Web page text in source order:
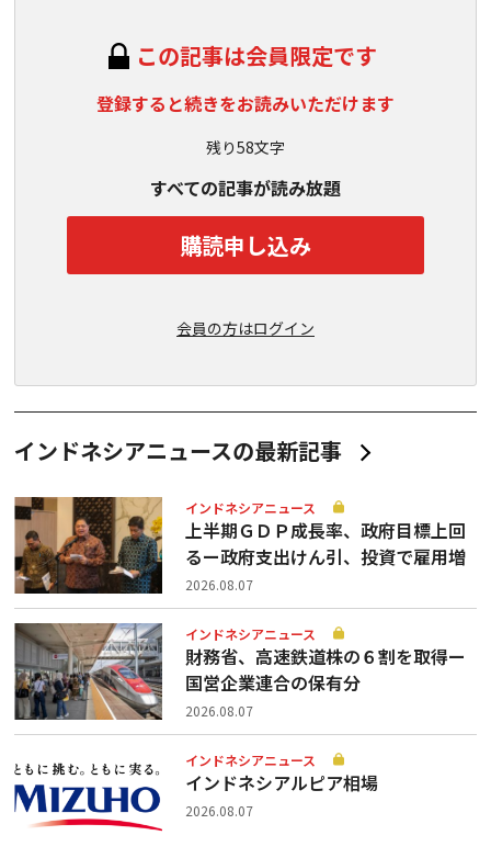
この記事は会員限定です
登録すると続きをお読みいただけます
残り58文字
すべての記事が読み放題
購読申し込み
会員の方はログイン
インドネシアニュースの最新記事
インドネシアニュース
上半期ＧＤＰ成長率、政府目標上回
るー政府支出けん引、投資で雇用増
2026.08.07
インドネシアニュース
財務省、高速鉄道株の６割を取得ー
国営企業連合の保有分
2026.08.07
インドネシアニュース
インドネシアルピア相場
2026.08.07